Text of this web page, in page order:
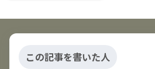
この記事を書いた人